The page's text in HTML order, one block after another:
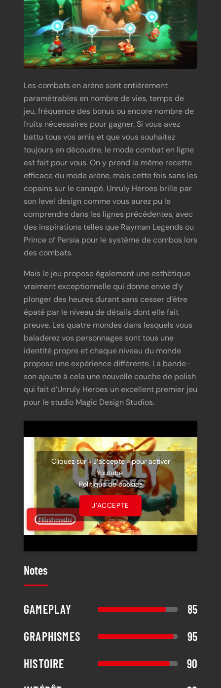
Les combats en arène sont entièrement
paramétrables en nombre de vies, temps de
jeu, fréquence des bonus ou encore nombre de
fruits nécessaires pour gagner. Si vous avez
battu tous vos amis et que vous souhaitez
toujours en découdre, le mode combat en ligne
est fait pour vous. On y prend la même recette
efficace du mode arène, mais cette fois sans les
copains sur le canapé. Unruly Heroes brille par
son level design comme vous aurez pu le
comprendre dans les lignes précédentes, avec
des inspirations telles que Rayman Legends ou
Prince of Persia pour le système de combos lors
des combats.
Mais le jeu propose également une esthétique
vraiment exceptionnelle qui donne envie d’y
plonger des heures durant sans cesser d’être
épaté par le niveau de détails dont elle fait
preuve. Les quatre mondes dans lesquels vous
baladerez vos personnages sont tous une
identité propre et chaque niveau du monde
propose une expérience différente. La bande-
son ajoute à cela une nouvelle couche de polish
qui fait d’Unruly Heroes un excellent premier jeu
pour le studio Magic Design Studios.
Cliquez sur « J’accepte » pour activer
Youtube
Politique de cookies
J’ACCEPTE
Notes
GAMEPLAY
85
GRAPHISMES
95
HISTOIRE
90